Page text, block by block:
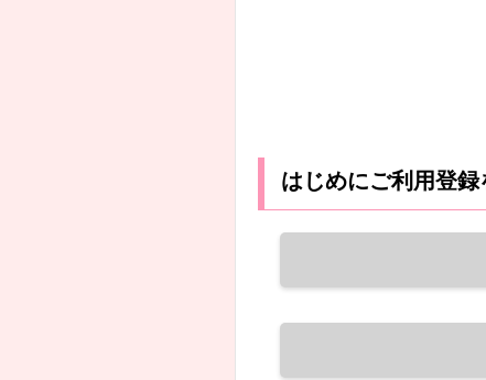
はじめにご利用登録